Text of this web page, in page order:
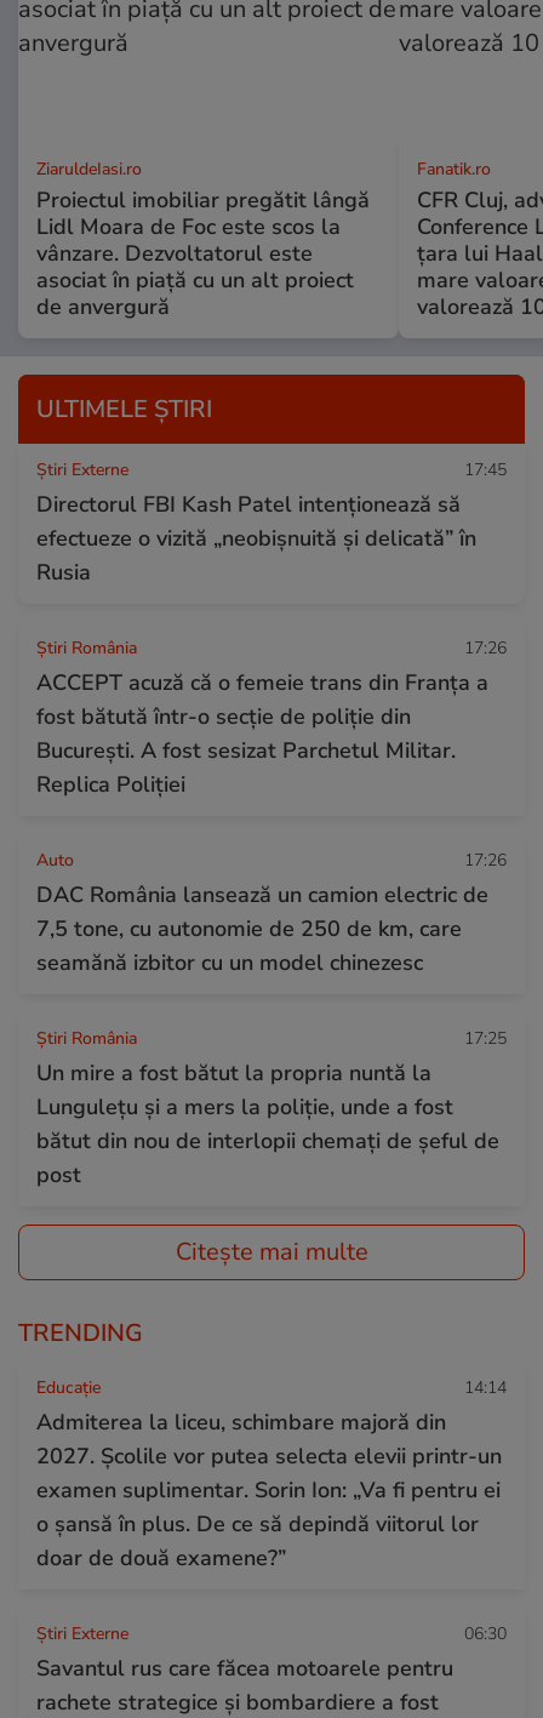
ZiaruldeIasi.ro
Proiectul imobiliar pregătit lângă
Lidl Moara de Foc este scos la
vânzare. Dezvoltatorul este
asociat în piață cu un alt proiect
de anvergură
Fanatik.ro
CFR Cluj,
Conference
țara lui
mare
valorează
ULTIMELE ȘTIRI
Știri Externe 17:45
Directorul FBI Kash Patel intenționează să
efectueze o vizită „neobișnuită și delicată” în
Rusia
Știri România 17:26
ACCEPT acuză că o femeie trans din Franța a
fost bătută într-o secţie de poliţie din
Bucureşti. A fost sesizat Parchetul Militar.
Replica Poliției
Auto 17:26
DAC România lansează un camion electric de
7,5 tone, cu autonomie de 250 de km, care
seamănă izbitor cu un model chinezesc
Știri România 17:25
Un mire a fost bătut la propria nuntă la
Lungulețu și a mers la poliție, unde a fost
bătut din nou de interlopii chemați de șeful de
post
Citește mai multe
TRENDING
Educație 14:14
Admiterea la liceu, schimbare majoră din
2027. Școlile vor putea selecta elevii printr-un
examen suplimentar. Sorin Ion: „Va fi pentru ei
o șansă în plus. De ce să depindă viitorul lor
doar de două examene?”
Știri Externe 06:30
Savantul rus care făcea motoarele pentru
rachete strategice și bombardiere a fost